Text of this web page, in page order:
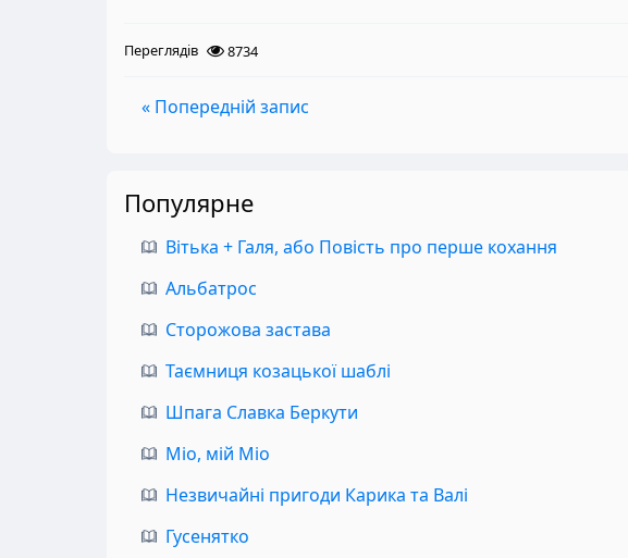
Переглядів 8734
« Попередній запис
Популярне
Вітька + Галя, або Повість про перше кохання
Альбатрос
Сторожова застава
Таємниця козацької шаблі
Шпага Славка Беркути
Міо, мій Міо
Незвичайні пригоди Карика та Валі
Гусенятко